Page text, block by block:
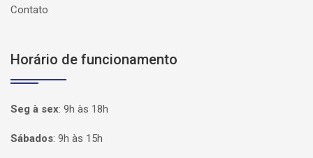
Contato
Horário de funcionamento
Seg à sex: 9h às 18h
Sábados: 9h às 15h